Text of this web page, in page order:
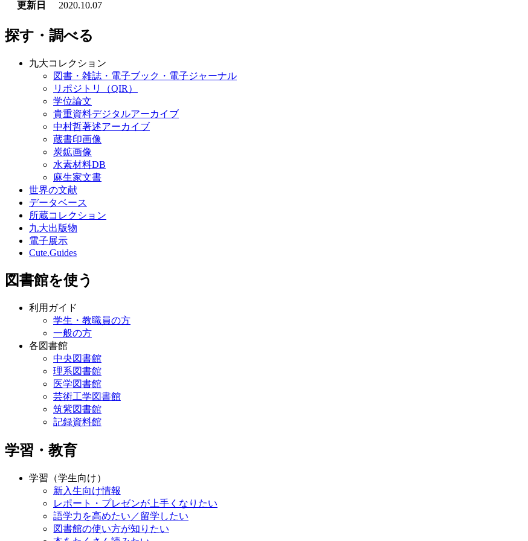
更新日
2020.10.07
探す・調べる
九大コレクション
図書・雑誌・電子ブック・電子ジャーナル
リポジトリ（QIR）
学位論文
貴重資料デジタルアーカイブ
中村哲著述アーカイブ
蔵書印画像
炭鉱画像
水素材料DB
麻生家文書
世界の文献
データベース
所蔵コレクション
九大出版物
電子展示
Cute.Guides
図書館を使う
利用ガイド
学生・教職員の方
一般の方
各図書館
中央図書館
理系図書館
医学図書館
芸術工学図書館
筑紫図書館
記録資料館
学習・教育
学習（学生向け）
新入生向け情報
レポート・プレゼンが上手くなりたい
語学力を高めたい／留学したい
図書館の使い方が知りたい